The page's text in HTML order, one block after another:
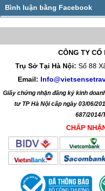
CÔNG TY CỔ
Trụ Sở Tại Hà Nội: Số 88
Email:
Giấy chứng nhận đăng ký kinh
tư TP Hà Nội cấp ngày 03/06/
687/2014/
CHẤP